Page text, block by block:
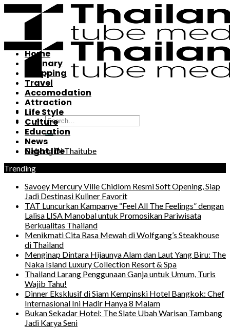
Gabung Di Thaitube
Home
Culinary
Shopping
Travel
Accomodation
Attraction
Life Style
Culture
Education
News
Night life
Trending
Savoey Mercury Ville Chidlom Resmi Soft Opening, Siap
Jadi Destinasi Kuliner Favorit
TAT Luncurkan Kampanye “Feel All The Feelings” dengan
Lalisa LISA Manobal untuk Promosikan Pariwisata
Berkualitas Thailand
Menikmati Cita Rasa Mewah di Wolfgang’s Steakhouse
di Thailand
Menginap Dintara Hijaunya Alam dan Laut Yang Biru: The
Naka Island Luxury Collection Resort & Spa
Thailand Larang Penggunaan Ganja untuk Umum, Turis
Wajib Tahu!
Dinner Eksklusif di Siam Kempinski Hotel Bangkok: Chef
Internasional Ini Hadir Hanya 8 Malam
Bukan Sekadar Hotel: The Slate Ubah Warisan Tambang
Jadi Karya Seni